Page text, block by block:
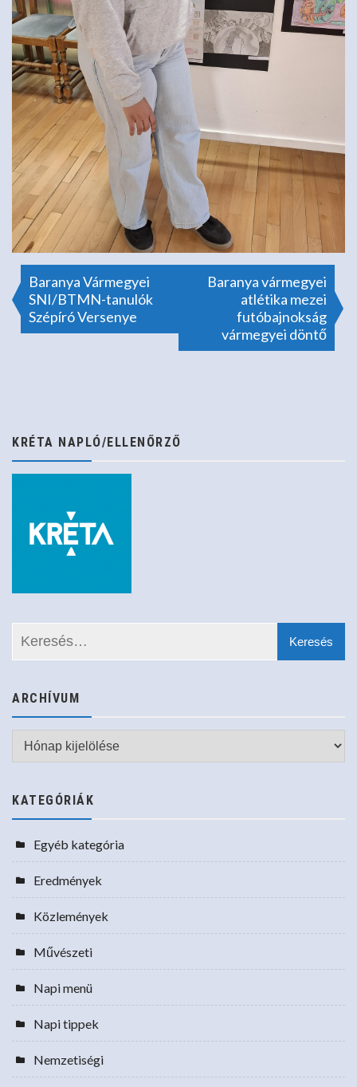
Bejegyzés
navigáció
Baranya Vármegyei
SNI/BTMN-tanulók
Szépíró Versenye
Baranya vármegyei
atlétika mezei
futóbajnokság
vármegyei döntő
KRÉTA NAPLÓ/ELLENŐRZŐ
ARCHÍVUM
Archívum
KATEGÓRIÁK
Egyéb kategória
Eredmények
Közlemények
Művészeti
Napi menü
Napi tippek
Nemzetiségi